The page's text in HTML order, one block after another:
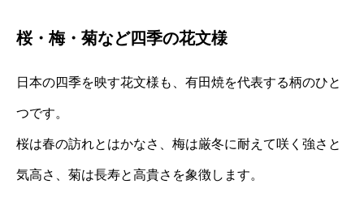
桜・梅・菊など四季の花文様
日本の四季を映す花文様も、有田焼を代表する柄のひと
つです。
桜は春の訪れとはかなさ、梅は厳冬に耐えて咲く強さと
気高さ、菊は長寿と高貴さを象徴します。